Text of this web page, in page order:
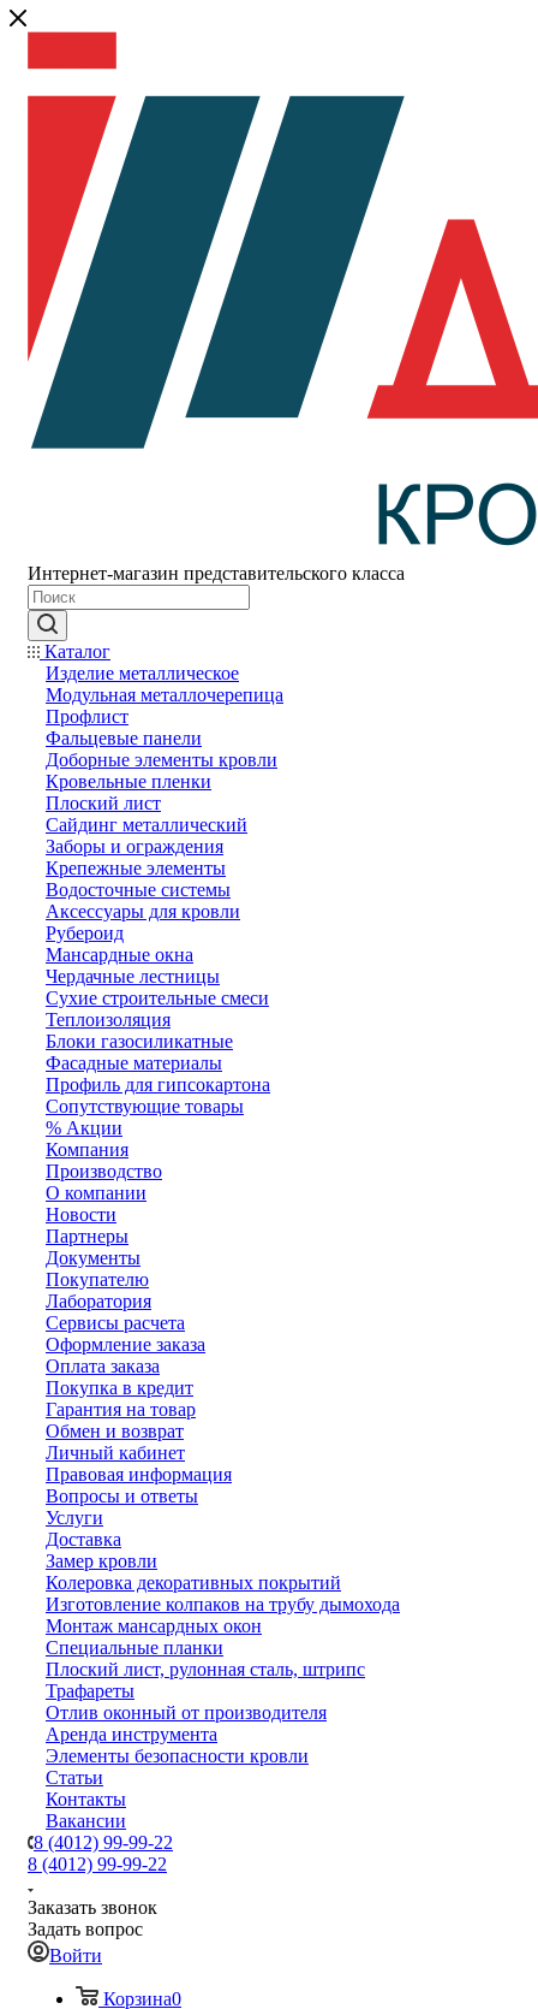
Интернет-магазин представительского класса
Каталог
Изделие металлическое
Модульная металлочерепица
Профлист
Фальцевые панели
Доборные элементы кровли
Кровельные пленки
Плоский лист
Сайдинг металлический
Заборы и ограждения
Крепежные элементы
Водосточные системы
Аксессуары для кровли
Рубероид
Мансардные окна
Чердачные лестницы
Сухие строительные смеси
Теплоизоляция
Блоки газосиликатные
Фасадные материалы
Профиль для гипсокартона
Сопутствующие товары
% Акции
Компания
Производство
О компании
Новости
Партнеры
Документы
Покупателю
Лаборатория
Сервисы расчета
Оформление заказа
Оплата заказа
Покупка в кредит
Гарантия на товар
Обмен и возврат
Личный кабинет
Правовая информация
Вопросы и ответы
Услуги
Доставка
Замер кровли
Колеровка декоративных покрытий
Изготовление колпаков на трубу дымохода
Монтаж мансардных окон
Специальные планки
Плоский лист, рулонная сталь, штрипс
Трафареты
Отлив оконный от производителя
Аренда инструмента
Элементы безопасности кровли
Статьи
Контакты
Вакансии
8 (4012) 99-99-22
8 (4012) 99-99-22
Заказать звонок
Задать вопрос
Войти
Корзина0